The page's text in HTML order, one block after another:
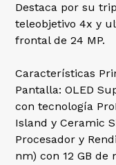
Destaca por su
teleobjetivo 4x y
frontal de 24 MP.
Características
Pantalla: OLED
con tecnología
Island y Ceramic
Procesador y
nm) con 12 GB de